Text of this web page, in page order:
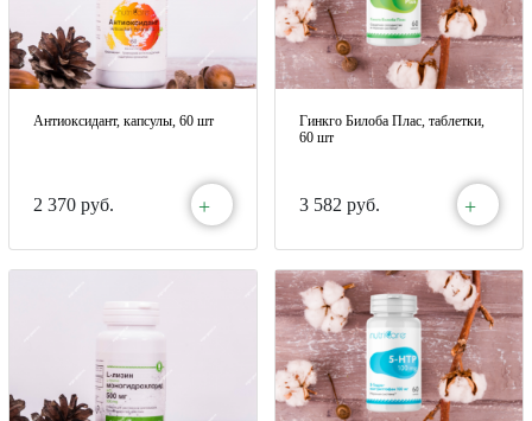
Антиоксидант, капсулы, 60 шт
2 370 руб. +
Гинкго Билоба Плас, таблетки,
60 шт
3 582 руб. +